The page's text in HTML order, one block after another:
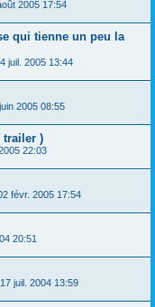
2005 17:54
qui tienne un peu la
juil. 2005 13:44
2005 08:55
trailer )
22:03
févr. 2005 17:54
20:51
juil. 2004 13:59